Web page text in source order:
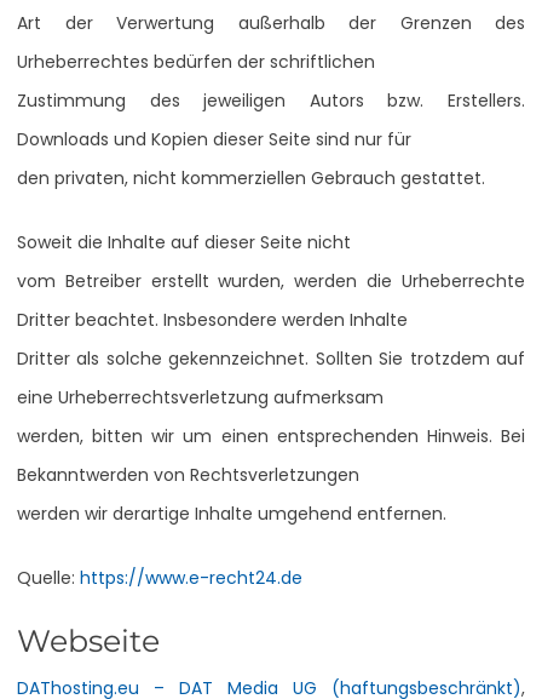
Art der Verwertung außerhalb der Grenzen des
Urheberrechtes bedürfen der schriftlichen
Zustimmung des jeweiligen Autors bzw. Erstellers.
Downloads und Kopien dieser Seite sind nur für
den privaten, nicht kommerziellen Gebrauch gestattet.
Soweit die Inhalte auf dieser Seite nicht
vom Betreiber erstellt wurden, werden die Urheberrechte
Dritter beachtet. Insbesondere werden Inhalte
Dritter als solche gekennzeichnet. Sollten Sie trotzdem auf
eine Urheberrechtsverletzung aufmerksam
werden, bitten wir um einen entsprechenden Hinweis. Bei
Bekanntwerden von Rechtsverletzungen
werden wir derartige Inhalte umgehend entfernen.
Quelle: https://www.e-recht24.de
Webseite
DAThosting.eu – DAT Media UG (haftungsbeschränkt),